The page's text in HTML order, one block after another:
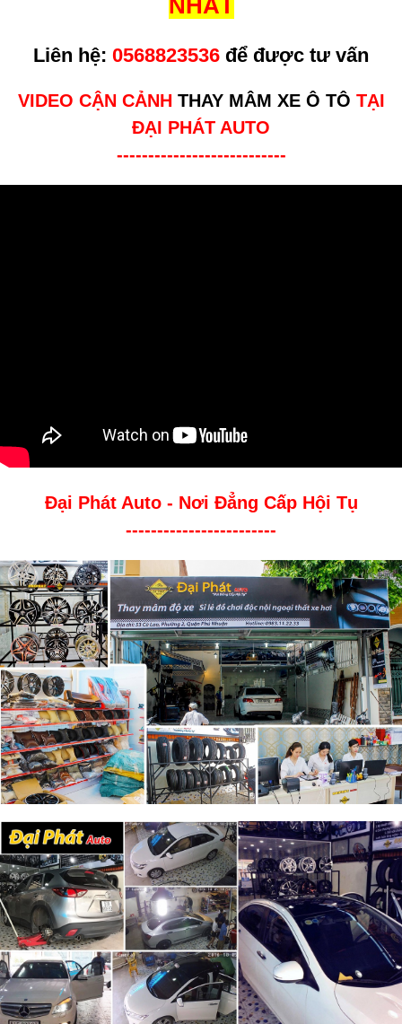
NHẤT
Liên hệ: 0568823536 để được tư vấn
VIDEO CẬN CẢNH THAY MÂM XE Ô TÔ TẠI
ĐẠI PHÁT AUTO
---------------------------
Đại Phát Auto - Nơi Đẳng Cấp Hội Tụ
------------------------